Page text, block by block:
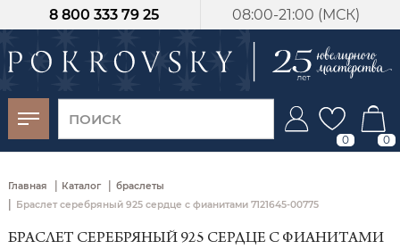
08:00-21:00 (МСК)
8 800 333 79 25
0 0
Главная | Каталог | браслеты
| Браслет серебряный 925 сердце с фианитами 7121645-00775
БРАСЛЕТ СЕРЕБРЯНЫЙ 925 СЕРДЦЕ С ФИАНИТАМИ
-30%
от 15 дней с
момента оплаты